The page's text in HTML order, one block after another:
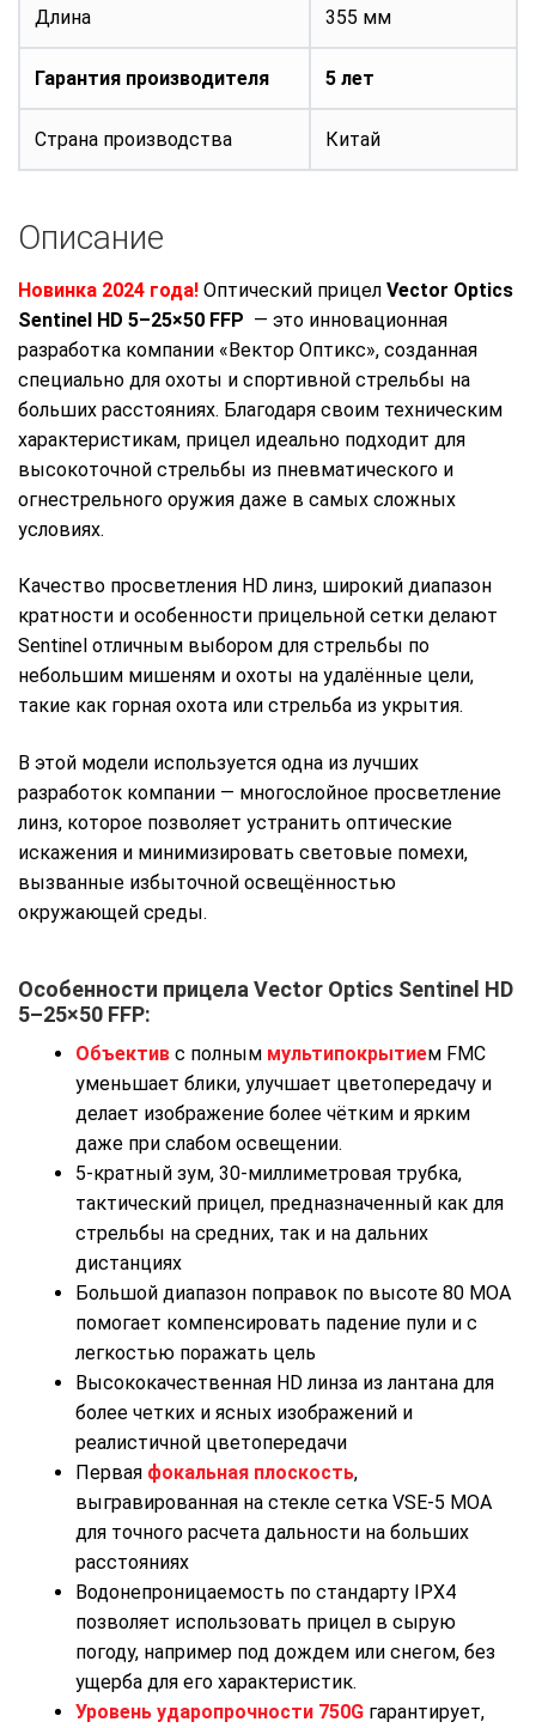
Длина 355 мм
Гарантия производителя 5 лет
Страна производства Китай
Описание
Новинка 2024 года! Оптический прицел Vector Optics
Sentinel HD 5–25×50 FFP — это инновационная
разработка компании «Вектор Оптикс», созданная
специально для охоты и спортивной стрельбы на
больших расстояниях. Благодаря своим техническим
характеристикам, прицел идеально подходит для
высокоточной стрельбы из пневматического и
огнестрельного оружия даже в самых сложных
условиях.
Качество просветления HD линз, широкий диапазон
кратности и особенности прицельной сетки делают
Sentinel отличным выбором для стрельбы по
небольшим мишеням и охоты на удалённые цели,
такие как горная охота или стрельба из укрытия.
В этой модели используется одна из лучших
разработок компании — многослойное просветление
линз, которое позволяет устранить оптические
искажения и минимизировать световые помехи,
вызванные избыточной освещённостью
окружающей среды.
Особенности прицела Vector Optics Sentinel HD
5–25×50 FFP:
Объектив с полным мультипокрытием FMC
уменьшает блики, улучшает цветопередачу и
делает изображение более чётким и ярким
даже при слабом освещении.
5-кратный зум, 30-миллиметровая трубка,
тактический прицел, предназначенный как для
стрельбы на средних, так и на дальних
дистанциях
Большой диапазон поправок по высоте 80 МОА
помогает компенсировать падение пули и с
легкостью поражать цель
Высококачественная HD линза из лантана для
более четких и ясных изображений и
реалистичной цветопередачи
Первая фокальная плоскость,
выгравированная на стекле сетка VSE-5 МОА
для точного расчета дальности на больших
расстояниях
Водонепроницаемость по стандарту IPX4
позволяет использовать прицел в сырую
погоду, например под дождем или снегом, без
ущерба для его характеристик.
Уровень ударопрочности 750G гарантирует,